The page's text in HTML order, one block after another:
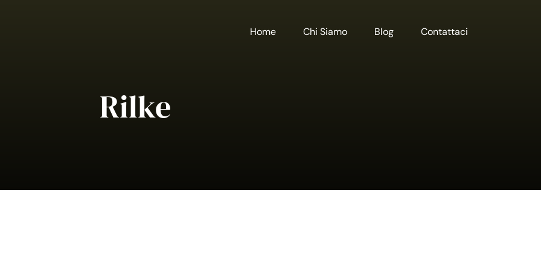
Home Chi Siamo Blog Contattaci
Rilke